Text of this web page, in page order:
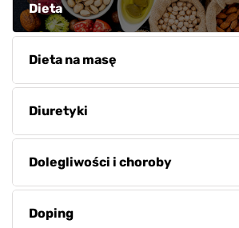
Dieta
Dieta na masę
Diuretyki
Dolegliwości i choroby
Doping